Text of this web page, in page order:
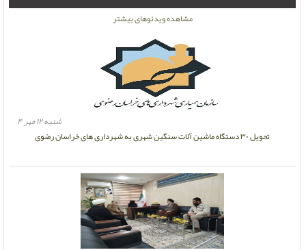
تحویل ۳۰ دستگاه ماشین آلات سنگین شهری به شهرداری های خراسان رضوی
شنبه ۱۲ مهر ۴
مشاهده ویدئوهای بیشتر